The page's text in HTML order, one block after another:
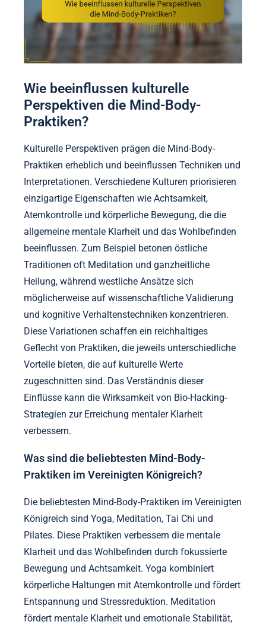
Wie beeinflussen kulturelle
Perspektiven die Mind-Body-
Praktiken?
Kulturelle Perspektiven prägen die Mind-Body-
Praktiken erheblich und beeinflussen Techniken und
Interpretationen. Verschiedene Kulturen priorisieren
einzigartige Eigenschaften wie Achtsamkeit,
Atemkontrolle und körperliche Bewegung, die die
allgemeine mentale Klarheit und das Wohlbefinden
beeinflussen. Zum Beispiel betonen östliche
Traditionen oft Meditation und ganzheitliche
Heilung, während westliche Ansätze sich
möglicherweise auf wissenschaftliche Validierung
und kognitive Verhaltenstechniken konzentrieren.
Diese Variationen schaffen ein reichhaltiges
Geflecht von Praktiken, die jeweils unterschiedliche
Vorteile bieten, die auf kulturelle Werte
zugeschnitten sind. Das Verständnis dieser
Einflüsse kann die Wirksamkeit von Bio-Hacking-
Strategien zur Erreichung mentaler Klarheit
verbessern.
Was sind die beliebtesten Mind-Body-
Praktiken im Vereinigten Königreich?
Die beliebtesten Mind-Body-Praktiken im Vereinigten
Königreich sind Yoga, Meditation, Tai Chi und
Pilates. Diese Praktiken verbessern die mentale
Klarheit und das Wohlbefinden durch fokussierte
Bewegung und Achtsamkeit. Yoga kombiniert
körperliche Haltungen mit Atemkontrolle und fördert
Entspannung und Stressreduktion. Meditation
fördert mentale Klarheit und emotionale Stabilität,